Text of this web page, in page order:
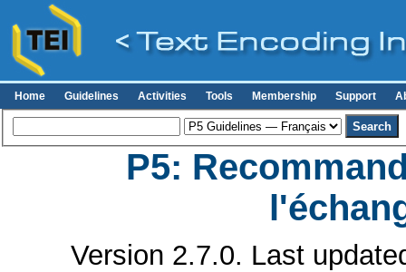
Home Guidelines Activities Tools Membership Support
P5:
Version 2.7.0. Last